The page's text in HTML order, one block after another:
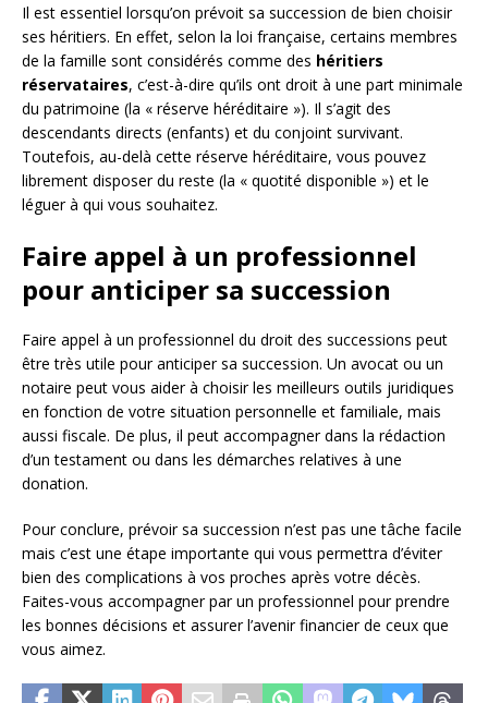
Il est essentiel lorsqu’on prévoit sa succession de bien choisir
ses héritiers. En effet, selon la loi française, certains membres
de la famille sont considérés comme des héritiers
réservataires, c’est-à-dire qu’ils ont droit à une part minimale
du patrimoine (la « réserve héréditaire »). Il s’agit des
descendants directs (enfants) et du conjoint survivant.
Toutefois, au-delà cette réserve héréditaire, vous pouvez
librement disposer du reste (la « quotité disponible ») et le
léguer à qui vous souhaitez.
Faire appel à un professionnel
pour anticiper sa succession
Faire appel à un professionnel du droit des successions peut
être très utile pour anticiper sa succession. Un avocat ou un
notaire peut vous aider à choisir les meilleurs outils juridiques
en fonction de votre situation personnelle et familiale, mais
aussi fiscale. De plus, il peut accompagner dans la rédaction
d’un testament ou dans les démarches relatives à une
donation.
Pour conclure, prévoir sa succession n’est pas une tâche facile
mais c’est une étape importante qui vous permettra d’éviter
bien des complications à vos proches après votre décès.
Faites-vous accompagner par un professionnel pour prendre
les bonnes décisions et assurer l’avenir financier de ceux que
vous aimez.